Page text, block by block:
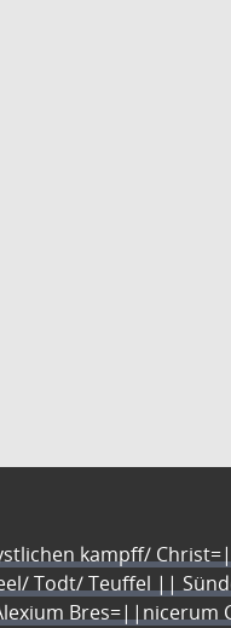
kampff/
Todt/ Teuffel ||
Bres=||nicerum